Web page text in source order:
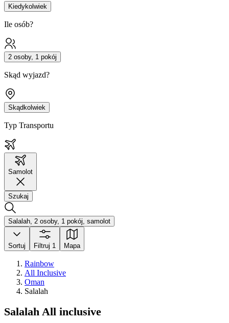
Kiedykolwiek
Ile osób?
2 osoby, 1 pokój
Skąd wyjazd?
Skądkolwiek
Typ Transportu
Samolot
Szukaj
Salalah, 2 osoby, 1 pokój, samolot
Sortuj Filtruj 1 Mapa
Rainbow
All Inclusive
Oman
Salalah
Salalah All inclusive